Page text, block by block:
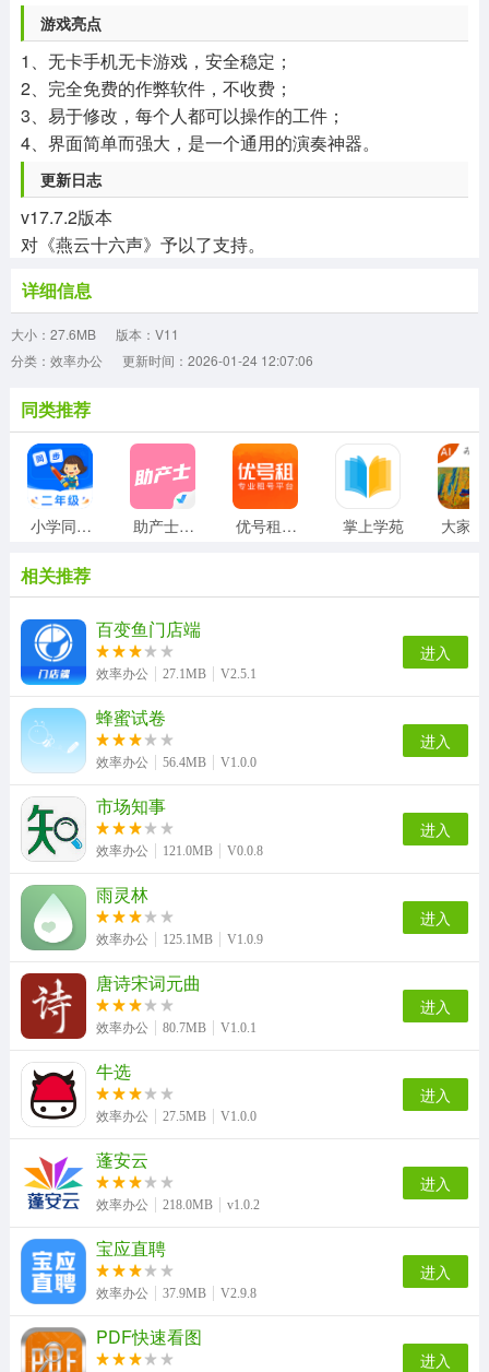
游戏亮点
1、无卡手机无卡游戏，安全稳定；
2、完全免费的作弊软件，不收费；
3、易于修改，每个人都可以操作的工件；
4、界面简单而强大，是一个通用的演奏神器。
更新日志
v17.7.2版本
对《燕云十六声》予以了支持。
详细信息
大小：27.6MB
版本：V11
分类：效率办公
更新时间：2026-01-24 12:07:06
同类推荐
小学同步二年级 助产士考试聚题库 优号租安装 掌上学苑
相关推荐
百变鱼门店端
效率办公 27.1MB V2.5.1
进入
蜂蜜试卷
效率办公 56.4MB V1.0.0
进入
市场知事
效率办公 121.0MB V0.0.8
进入
雨灵林
效率办公 125.1MB V1.0.9
进入
唐诗宋词元曲
效率办公 80.7MB V1.0.1
进入
牛选
效率办公 27.5MB V1.0.0
进入
蓬安云
效率办公 218.0MB v1.0.2
进入
宝应直聘
效率办公 37.9MB V2.9.8
进入
PDF快速看图
进入